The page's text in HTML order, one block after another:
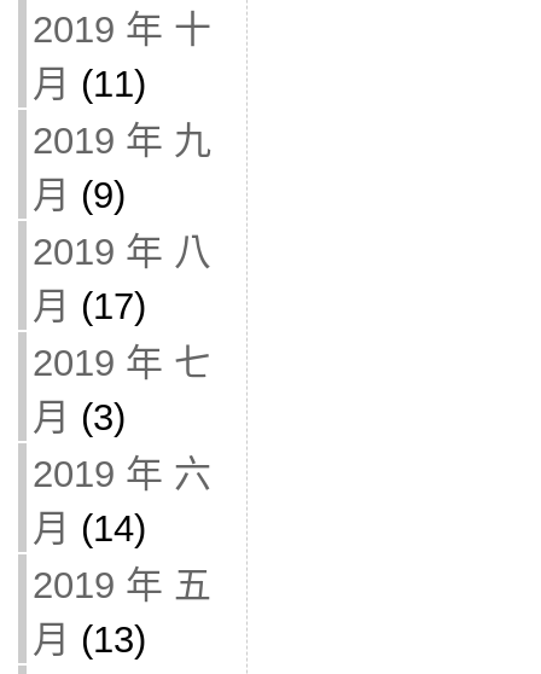
2019 年 十
月 (11)
2019 年 九
月 (9)
2019 年 八
月 (17)
2019 年 七
月 (3)
2019 年 六
月 (14)
2019 年 五
月 (13)